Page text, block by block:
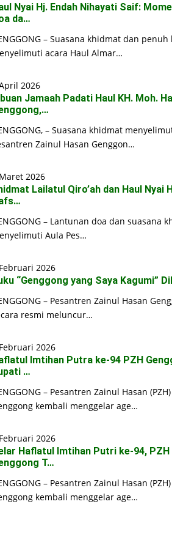
Nyai Hj. Endah Nihayati Saif:
da…
– Suasana khidmat dan penuh
acara Haul Almar…
2026
Jamaah Padati Haul KH. Moh.
– Suasana khidmat
Zainul Hasan Genggon…
2026
Lailatul Qiro’ah dan Haul Nyai
– Lantunan doa dan suasana
Aula Pes…
2026
“Genggong yang Saya Kagumi”
– Pesantren Zainul Hasan
resmi meluncur…
2026
Imtihan Putra ke-94 PZH
…
– Pesantren Zainul Hasan (PZH)
kembali menggelar age…
2026
Haflatul Imtihan Putri ke-94, PZH
T…
– Pesantren Zainul Hasan (PZH)
kembali menggelar age…